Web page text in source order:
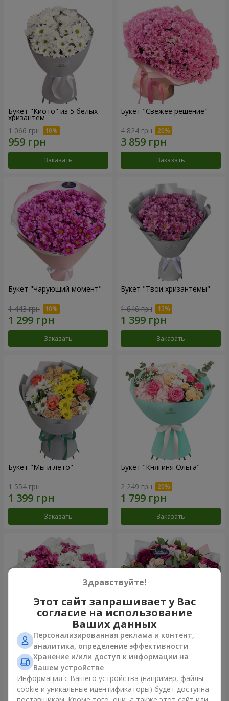
Букет "Киото" из 5 белых
хризантем
1 066 грн
Заказать
Букет "Свежее решение"
4 824 грн
Заказать
Букет "Чарующий момент"
1 443 грн
Заказать
Букет "Твои хризантемы"
1 646 грн
Заказать
Букет "Мы и лето"
1 554 грн
Заказать
Букет "Княгиня Ольга"
2 249 грн
Заказать
Букет "Сердечные струны"
2 370 грн
Заказать
Букет "Все для тебя...!"
Заказать
Здравствуйте!
Этот сайт запрашивает у Вас
согласие на использование
Ваших данных
Персонализированная реклама и контент,
аналитика, определение эффективности
Хранение и/или доступ к информации на
Вашем устройстве
Информация с Вашего устройства (например, файлы
cookie и уникальные идентификаторы) будет доступна